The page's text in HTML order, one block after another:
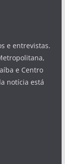
e entrevistas.
e Centro
notícia está